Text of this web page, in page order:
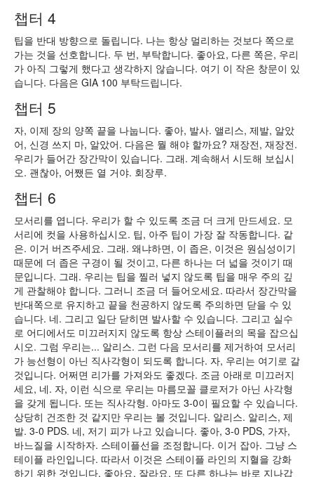
챕터 4
팁을 반대 방향으로 돌립니다. 나는 항상 멀리하는 것보다 쪽으로
가는 것을 선호합니다. 두 번, 부탁합니다. 좋아요, 다른 쪽은, 우리
가 아직 그렇게 했다고 생각하지 않습니다. 여기 이 작은 창문이 있
습니다. 다음은 GIA 100 부탁드립니다.
챕터 5
자, 이제 장의 양쪽 끝을 나눕니다. 좋아, 발사. 앨리스, 제발, 알았
어, 신경 쓰지 마, 알았어. 다음은 뭘 해야 할까요? 재장전, 재장전.
우리가 들어간 장간막이 있습니다. 그래. 계속해서 시도해 보십시
오. 괜찮아, 어쨌든 열 거야. 회장루.
챕터 6
모서리를 엽니다. 우리가 할 수 있도록 조금 더 크게 만드세요. 모
서리에 컷을 사용하십시오. 팁, 아주 팁이 가장 잘 작동합니다. 같
은. 이거 버즈주세요. 그래. 왜냐하면, 이 좁은, 이것은 원심성이기
때문에 더 좁은 구경이 될 것이고, 다른 하나는 더 넓을 것이기 때
문입니다. 그래. 우리는 팁을 찔러 넣지 않도록 팁을 매우 주의 깊
게 관찰해야 합니다. 그러니 조금 더 들어오세요. 따라서 장간막을
반대쪽으로 유지하고 끝을 천공하지 않도록 주의하면 닫을 수 있
습니다. 네. 그리고 일단 닫히면 발사할 수 있습니다. 그리고 실수
로 어디에서도 미끄러지지 않도록 항상 스테이플러의 목을 잡으십
시오. 그럼 우리는... 알리스. 그런 다음 모서리를 제거하여 모서리
가 능선형이 아닌 직사각형이 되도록 합니다. 자, 우리는 여기로 갈
것입니다. 어쩌면 리가를 가져와도 좋겠다. 조금 아래로 미끄러지
세요, 네. 자, 이런 식으로 우리는 마름모꼴 클로저가 아닌 사각형
을 갖게 됩니다. 또는 직사각형. 아마도 3-0이 필요할 수 있습니다.
상당히 건조한 것 같지만 우리는 볼 것입니다. 알리스. 알리스, 제
발. 3-0 PDS. 네, 저기 피가 나고 있습니다. 좋아, 3-0 PDS, 가자,
바느질을 시작하자. 스테이플선을 조정합니다. 이거 잡아. 그냥 스
테이플 라인입니다. 따라서 이것은 스테이플 라인의 지혈을 강화
하기 위한 것입니다. 좋아요, 잘라요. 또 다른 하나는 바로 지나갑